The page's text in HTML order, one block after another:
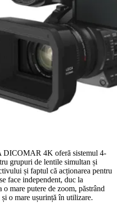
DICOMAR 4K oferă sistemul 4-
grupuri de lentile simultan și
și faptul că acționarea pentru
face independent, duc la
mare putere de zoom, păstrând
o mare ușurință în utilizare.